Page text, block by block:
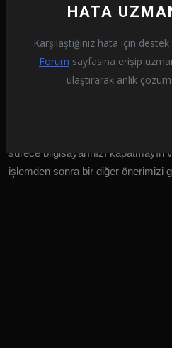
HATA
Karşılaştığınız hata için
Forum sayfasına erişip
ulaştırarak anlık
çalıştırın.
Açılan komut istemi ekranına "
tuşuna basın.
sürece bilgisayarınızı
işlemden sonra bir diğer önerimizi